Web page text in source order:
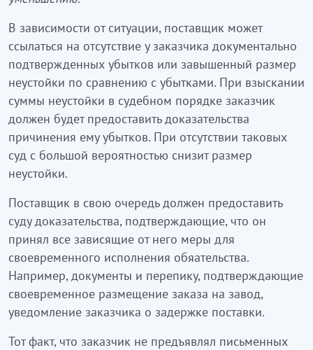
В зависимости от ситуации, поставщик может
ссылаться на отсутствие у заказчика документально
подтвержденных убытков или завышенный размер
неустойки по сравнению с убытками. При взыскании
суммы неустойки в судебном порядке заказчик
должен будет предоставить доказательства
причинения ему убытков. При отсутствии таковых
суд с большой вероятностью снизит размер
неустойки.
Поставщик в свою очередь должен предоставить
суду доказательства, подтверждающие, что он
принял все зависящие от него меры для
своевременного исполнения обяательства.
Например, документы и перепику, подтверждающие
своевременное размещение заказа на завод,
уведомление заказчика о задержке поставки.
Тот факт, что заказчик не предъявлял письменных